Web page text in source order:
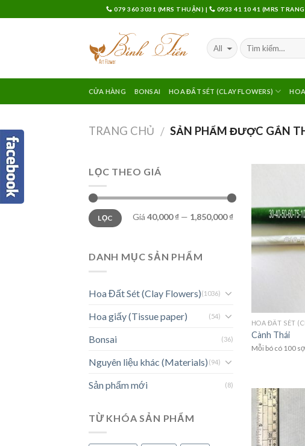
to
079 360 3031 (MRS THUẬN) | 0933 41 10 41 (MRS
CỬA HÀNG BONSAI HOA ĐẤT SÉT (CLAY FLOWERS)
TRANG CHỦ / SẢN PHẨM ĐƯỢC GẮN
LỌC THEO GIÁ
LỌC Giá 40,000 ₫ — 1,850,000 ₫
DANH MỤC SẢN PHẨM
Hoa Đất Sét (Clay Flowers)(1036)
Hoa giấy (Tissue paper) (54)
Bonsai (36)
Nguyên liệu khác (Materials) (94)
Sản phẩm mới (8)
TỪ KHÓA SẢN PHẨM
HOA ĐẤT SÉT
Cành Thái
Mỗi bó có 100